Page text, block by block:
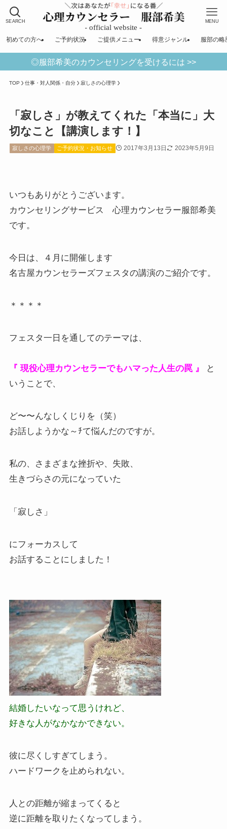
SEARCH MENU
初めての方へ ご予約状況 ご提供メニュー 得意ジャンル 服部の略
◎服部希美のカウンセリングを受けるには >>
TOP 仕事・対人関係・自分 寂しさの心理学
「寂しさ」が教えてくれた「本当に」大
切なこと【講演します！】
寂しさの心理学 ご予約状況・お知らせ 2017年3月13日 2023年5月9日
いつもありがとうございます。
カウンセリングサービス 心理カウンセラー服部希美
です。
今日は、４月に開催します
名古屋カウンセラーズフェスタの講演のご紹介です。
＊＊＊＊
フェスタ一日を通してのテーマは、
『 現役心理カウンセラーでもハマった人生の罠 』
と
いうことで、
ど〜〜んなしくじりを（笑）
お話しようかな～ﾁて悩んだのですが。
私の、さまざまな挫折や、失敗、
生きづらさの元になっていた
「寂しさ」
にフォーカスして
お話することにしました！
結婚したいなって思うけれど、
好きな人がなかなかできない。
彼に尽くしすぎてしまう。
ハードワークを止められない。
人との距離が縮まってくると
逆に距離を取りたくなってしまう。